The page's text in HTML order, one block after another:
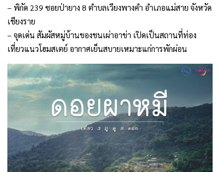
– พิกัด 239 ซอยป่ายาง 8 ตำบลเวียงพางคำ อำเภอแม่สาย จังหวัด
เชียงราย
– จุดเด่น สัมผัสหมู่บ้านของชนเผ่าอาข่า เปิดเป็นสถานที่ท่อง
เที่ยวแนวโฮมสเตย์ อากาศเย็นสบายเหมาะแก่การพักผ่อน